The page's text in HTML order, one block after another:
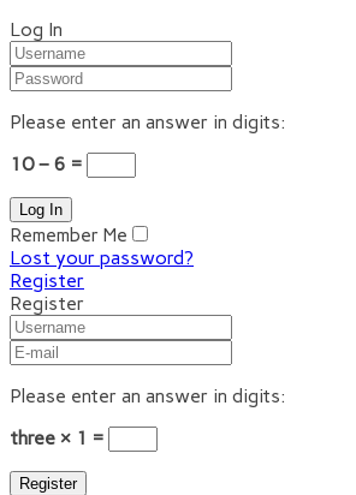
Log In
Please enter an answer in digits:
10 − 6 =
Remember Me
Lost your password?
Register
Register
Please enter an answer in digits:
three × 1 =